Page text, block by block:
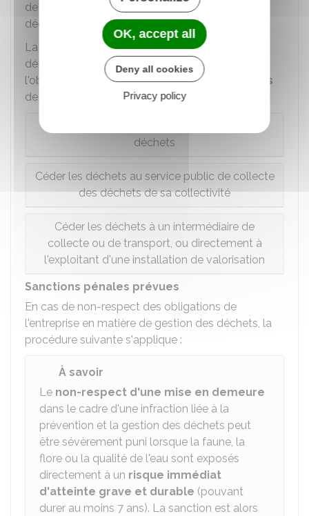
de collecte, de transport, de valorisation de
déchets...).
La gestion et le tri des déchets produits ou
détenus par l'entreprise sont effectués dans
l'objectif de valoriser ces déchets.2 possibilités
de gestion existent.
déchets
Céder les déchets au service public de collecte
des déchets de sa collectivité
Céder les déchets à un intermédiaire de
collecte ou de transport, ou directement à
l'exploitant d'une installation de valorisation
Sanctions pénales prévues
En cas de non-respect des obligations de
l'entreprise en matière de gestion des déchets, la
procédure suivante s'applique :
À savoir
Le non-respect d'une mise en demeure
dans le cadre d'une infraction liée à la
prévention et la gestion des déchets peut
être sévèrement puni lorsque la faune, la
flore ou la qualité de l'eau sont exposés
directement à un risque immédiat
d'atteinte grave et durable (pouvant
durer au moins 7 ans). La sanction est alors
OK, accept all
Deny all cookies
Privacy policy